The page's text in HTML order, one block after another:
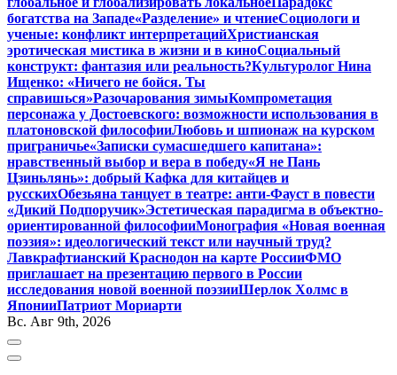
богатства на Западе«Разделение» и чтениеСоциологи и
ученые: конфликт интерпретацийХристианская
эротическая мистика в жизни и в киноСоциальный
конструкт: фантазия или реальность?Культуролог Нина
Ищенко: «Ничего не бойся. Ты
справишься»Разочарования зимыКомпрометация
персонажа у Достоевского: возможности использования в
платоновской философииЛюбовь и шпионаж на курском
приграничье«Записки сумасшедшего капитана»:
нравственный выбор и вера в победу«Я не Пань
Цзиньлянь»: добрый Кафка для китайцев и
русскихОбезьяна танцует в театре: анти-Фауст в повести
«Дикий Подпоручик»Эстетическая парадигма в объектно-
ориентированной философииМонография «Новая военная
поэзия»: идеологический текст или научный труд?
Лавкрафтианский Краснодон на карте РоссииФМО
приглашает на презентацию первого в России
исследования новой военной поэзииШерлок Холмс в
ЯпонииПатриот Мориарти
Вс. Авг 9th, 2026